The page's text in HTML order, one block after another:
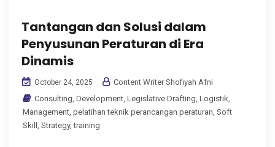
Tantangan dan Solusi dalam
Penyusunan Peraturan di Era
Dinamis
October 24, 2025
Content Writer Shofiyah Afni
Consulting Development Legislative Drafting Logistik
Management pelatihan teknik perancangan peraturan Soft
Skill Strategy,training